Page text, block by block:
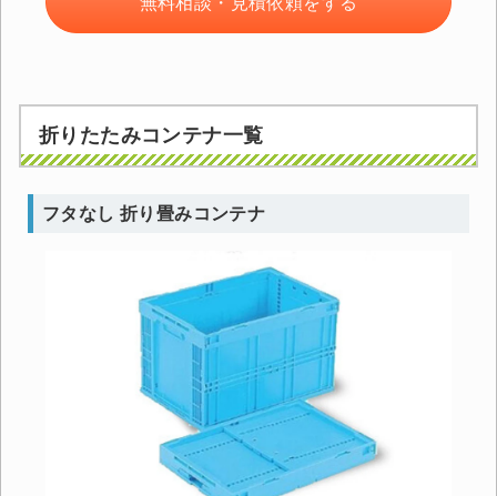
折りたたみコンテナ一覧
フタなし 折り畳みコンテナ